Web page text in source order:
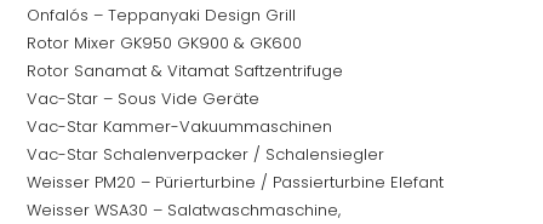
Onfalós – Teppanyaki Design Grill
Rotor Mixer GK950 GK900 & GK600
Rotor Sanamat & Vitamat Saftzentrifuge
Vac-Star – Sous Vide Geräte
Vac-Star Kammer-Vakuummaschinen
Vac-Star Schalenverpacker / Schalensiegler
Weisser PM20 – Pürierturbine / Passierturbine Elefant
Weisser WSA30 – Salatwaschmaschine,